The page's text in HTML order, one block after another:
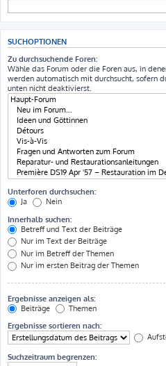
SUCHOPTIONEN
Zu durchsuchende Foren:
Wähle das Forum oder die Foren aus, in
werden automatisch mit durchsucht, sofern
unten nicht deaktivierst.
Unterforen durchsuchen:
Ja
Nein
Innerhalb suchen:
Betreff und Text der Beiträge
Nur im Text der Beiträge
Nur im Betreff der Themen
Nur im ersten Beitrag der Themen
Ergebnisse anzeigen als:
Beiträge
Themen
Ergebnisse sortieren nach:
Suchzeitraum begrenzen: